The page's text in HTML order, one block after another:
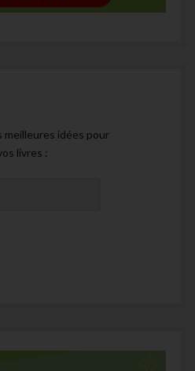
meilleures idées pour
livres :